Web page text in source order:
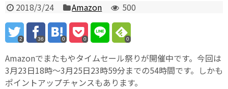
2018/3/24 Amazon 500
2 36 0 0 0
Amazonでまたもやタイムセール祭りが開催中です。今回は
3月23日18時〜3月25日23時59分までの54時間です。しかも
ポイントアップチャンスもあります。